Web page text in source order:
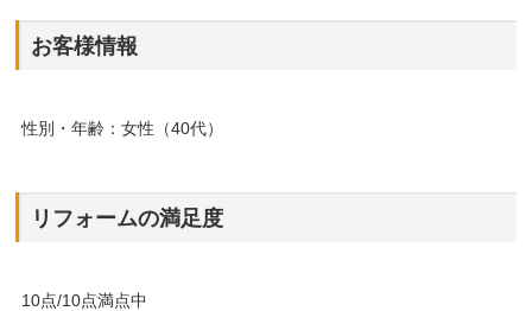
お客様情報
性別・年齢：女性（40代）
リフォームの満足度
10点/10点満点中